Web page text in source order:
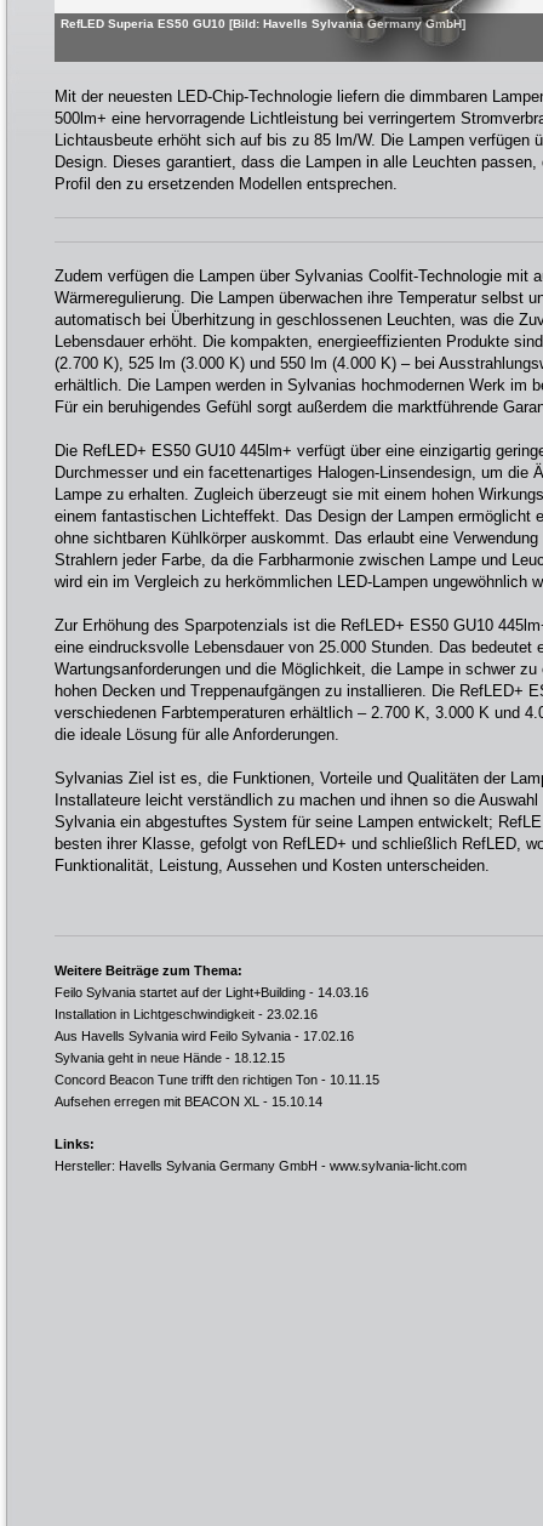
RefLED Superia ES50 GU10 [Bild: Havells Sylvania Germany GmbH]
Mit der neuesten LED-Chip-Technologie liefern die dimmbaren
500lm+ eine hervorragende Lichtleistung bei verringertem
Lichtausbeute erhöht sich auf bis zu 85 lm/W. Die Lampen verfügen
Design. Dieses garantiert, dass die Lampen in alle Leuchten
Profil den zu ersetzenden Modellen entsprechen.
Zudem verfügen die Lampen über Sylvanias Coolfit-Technologie mit
Wärmeregulierung. Die Lampen überwachen ihre Temperatur selbst
automatisch bei Überhitzung in geschlossenen Leuchten, was die
Lebensdauer erhöht. Die kompakten, energieeffizienten Produkte
(2.700 K), 525 lm (3.000 K) und 550 lm (4.000 K) – bei
erhältlich. Die Lampen werden in Sylvanias hochmodernen Werk im
Für ein beruhigendes Gefühl sorgt außerdem die marktführende
Die RefLED+ ES50 GU10 445lm+ verfügt über eine einzigartig
Durchmesser und ein facettenartiges Halogen-Linsendesign, um die
Lampe zu erhalten. Zugleich überzeugt sie mit einem hohen
einem fantastischen Lichteffekt. Das Design der Lampen ermöglicht
ohne sichtbaren Kühlkörper auskommt. Das erlaubt eine
Strahlern jeder Farbe, da die Farbharmonie zwischen Lampe und
wird ein im Vergleich zu herkömmlichen LED-Lampen ungewöhnlich
Zur Erhöhung des Sparpotenzials ist die RefLED+ ES50 GU10
eine eindrucksvolle Lebensdauer von 25.000 Stunden. Das bedeutet
Wartungsanforderungen und die Möglichkeit, die Lampe in schwer
hohen Decken und Treppenaufgängen zu installieren. Die RefLED+
verschiedenen Farbtemperaturen erhältlich – 2.700 K, 3.000 K und
die ideale Lösung für alle Anforderungen.
Sylvanias Ziel ist es, die Funktionen, Vorteile und Qualitäten der
Installateure leicht verständlich zu machen und ihnen so die
Sylvania ein abgestuftes System für seine Lampen entwickelt;
besten ihrer Klasse, gefolgt von RefLED+ und schließlich RefLED,
Funktionalität, Leistung, Aussehen und Kosten unterscheiden.
Weitere Beiträge zum Thema:
Feilo Sylvania startet auf der Light+Building - 14.03.16
Installation in Lichtgeschwindigkeit - 23.02.16
Aus Havells Sylvania wird Feilo Sylvania - 17.02.16
Sylvania geht in neue Hände - 18.12.15
Concord Beacon Tune trifft den richtigen Ton - 10.11.15
Aufsehen erregen mit BEACON XL - 15.10.14
Links:
Hersteller: Havells Sylvania Germany GmbH - www.sylvania-licht.com